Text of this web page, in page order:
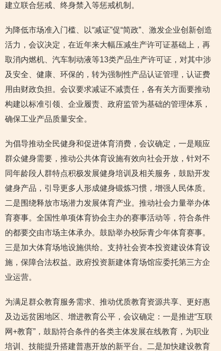
建立联合惩戒、终身禁入等惩戒机制。
为降低市场准入门槛、以“减证”促“简政”、激发企业创新创造
活力，会议决定，在近年来大幅压减生产许可证基础上，再
取消内燃机、汽车制动液等13类产品生产许可证，对其中涉
及安全、健康、环保的，转为强制性产品认证管理，认证费
用由财政负担。会议要求减证不减责任，各有关方面要推动
构建以标准引领、企业履责、政府监管为基础的管理体系，
确保工业产品质量安全。
为倡导推动全民健身和促进体育消费，会议确定，一是顺应
群众健身需要，推动公共体育设施有效向社会开放，针对不
同年龄段人群特点积极发展健身培训及相关服务，鼓励开发
健身产品，引导更多人形成健身锻炼习惯，增强人民体质。
二是围绕释放市场潜力发展体育产业。推动社会力量举办体
育赛事。全国性单项体育协会主办的赛事活动等，符合条件
的都要交由市场主体承办。鼓励举办校际青少年体育赛事。
三是加大体育场地设施供给。支持社会资本投资建设体育设
施，保障合法权益。政府投资新建体育场馆应委托第三方企
业运营。
为满足群众教育服务需求、推动优质教育资源共享、更好惠
及边远贫困地区、增进教育公平，会议确定：一是推进“互联
网+教育”，鼓励符合条件的各类主体发展在线教育，为职业
培训、技能提升搭建普惠开放的新平台。二是加快建设教育